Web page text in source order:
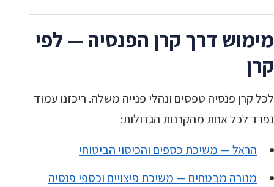
מימוש דרך קרן הפנסיה — לפי
קרן
לכל קרן פנסיה טפסים ונהלי פנייה משלה. ריכזנו עמוד
נפרד לכל אחת מהקרנות הגדולות:
הראל — משיכת כספים והכיסוי הביטוחי
מנורה מבטחים — משיכת פיצויים וכספי פנסיה